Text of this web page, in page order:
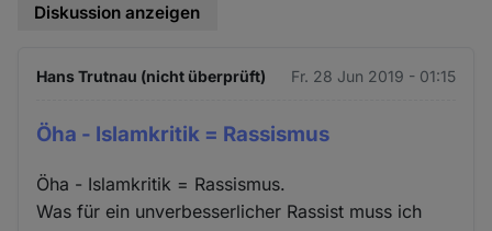
Diskussion anzeigen
Hans Trutnau (nicht überprüft) Fr. 28 Jun 2019 - 01:15
Öha - Islamkritik = Rassismus
Öha - Islamkritik = Rassismus.
Was für ein unverbesserlicher Rassist muss ich